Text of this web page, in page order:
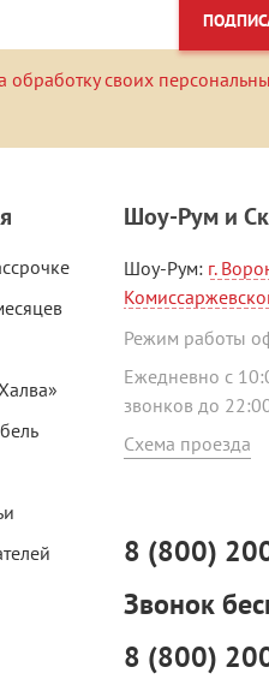
обработку своих
Шоу-Рум и
Шоу-Рум: г.
Режим работы
Ежедневно с
звонков до
Схема проезда
8 (800)
Звонок
8 (800)